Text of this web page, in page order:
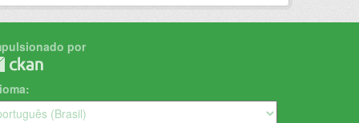
por